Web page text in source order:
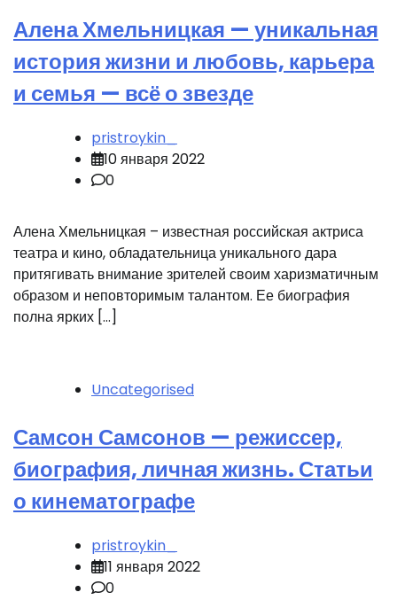
Алена Хмельницкая — уникальная
история жизни и любовь, карьера
и семья — всё о звезде
pristroykin_
10 января 2022
0
Алена Хмельницкая – известная российская актриса
театра и кино, обладательница уникального дара
притягивать внимание зрителей своим харизматичным
образом и неповторимым талантом. Ее биография
полна ярких […]
Uncategorised
Самсон Самсонов — режиссер,
биография, личная жизнь. Статьи
о кинематографе
pristroykin_
11 января 2022
0